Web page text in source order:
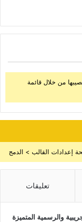
من خلال قائمة
تعليقات
والرسمية المتميزة